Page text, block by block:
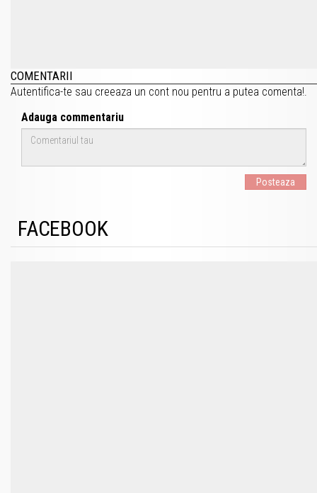
COMENTARII
Autentifica-te sau creeaza un cont nou pentru a putea comenta!.
Adauga commentariu
Posteaza
FACEBOOK